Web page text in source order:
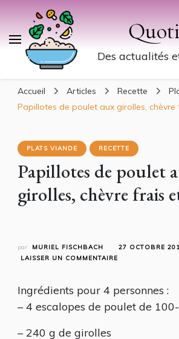
Des actualités
Accueil Articles Recette
Papillotes de poulet aux girolles, chèvre
PLATS VIANDE RECETTE
Papillotes de poulet
girolles, chèvre frais
par MURIEL FISCHBACH
27 OCTOBRE
LAISSER UN COMMENTAIRE
POULET
AUX
GIROLLES,
Ingrédients pour 4 personnes :
– 4 escalopes de poulet de
– 240 g de girolles